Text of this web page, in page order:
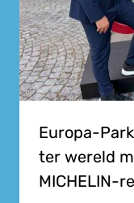
Europa-
ter wereld
MICHELIN-